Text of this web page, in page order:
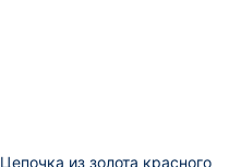
Цепочка из золота красного